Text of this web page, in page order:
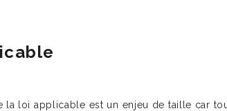
la loi applicable est un enjeu de taille car